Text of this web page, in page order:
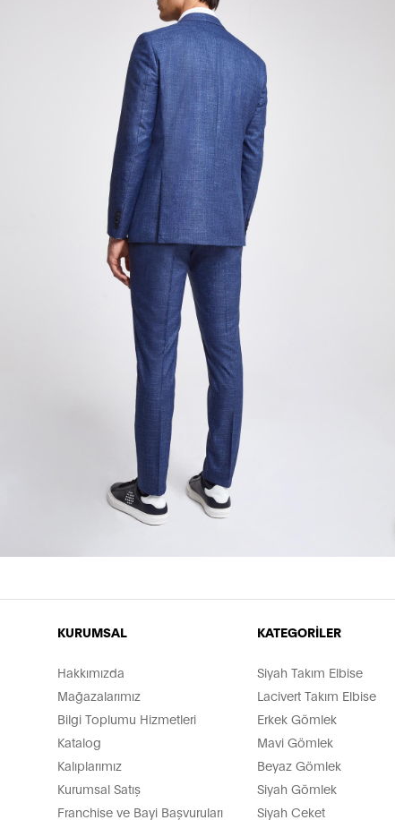
KURUMSAL
Hakkımızda
Mağazalarımız
Bilgi Toplumu Hizmetleri
Katalog
Kalıplarımız
Kurumsal Satış
Franchise ve Bayi Başvuruları
KATEGORİLER
Siyah Takım Elbise
Lacivert Takım Elbise
Erkek Gömlek
Mavi Gömlek
Beyaz Gömlek
Siyah Gömlek
Siyah Ceket